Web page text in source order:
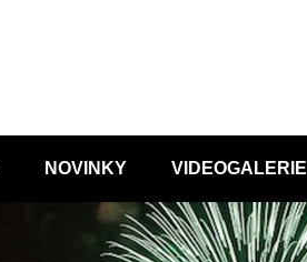
NOVINKY VIDEOGALERIE